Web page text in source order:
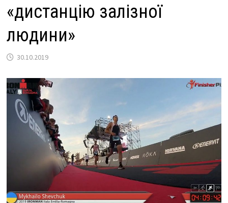
«дистанцію залізної
людини»
30.10.2019